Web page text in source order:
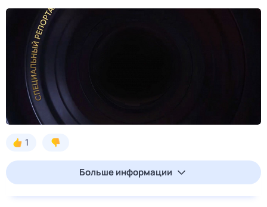
1
Больше информации